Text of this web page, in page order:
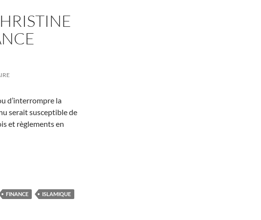
d’interrompre la
serait susceptible de
et règlements en
FINANCE
ISLAMIQUE